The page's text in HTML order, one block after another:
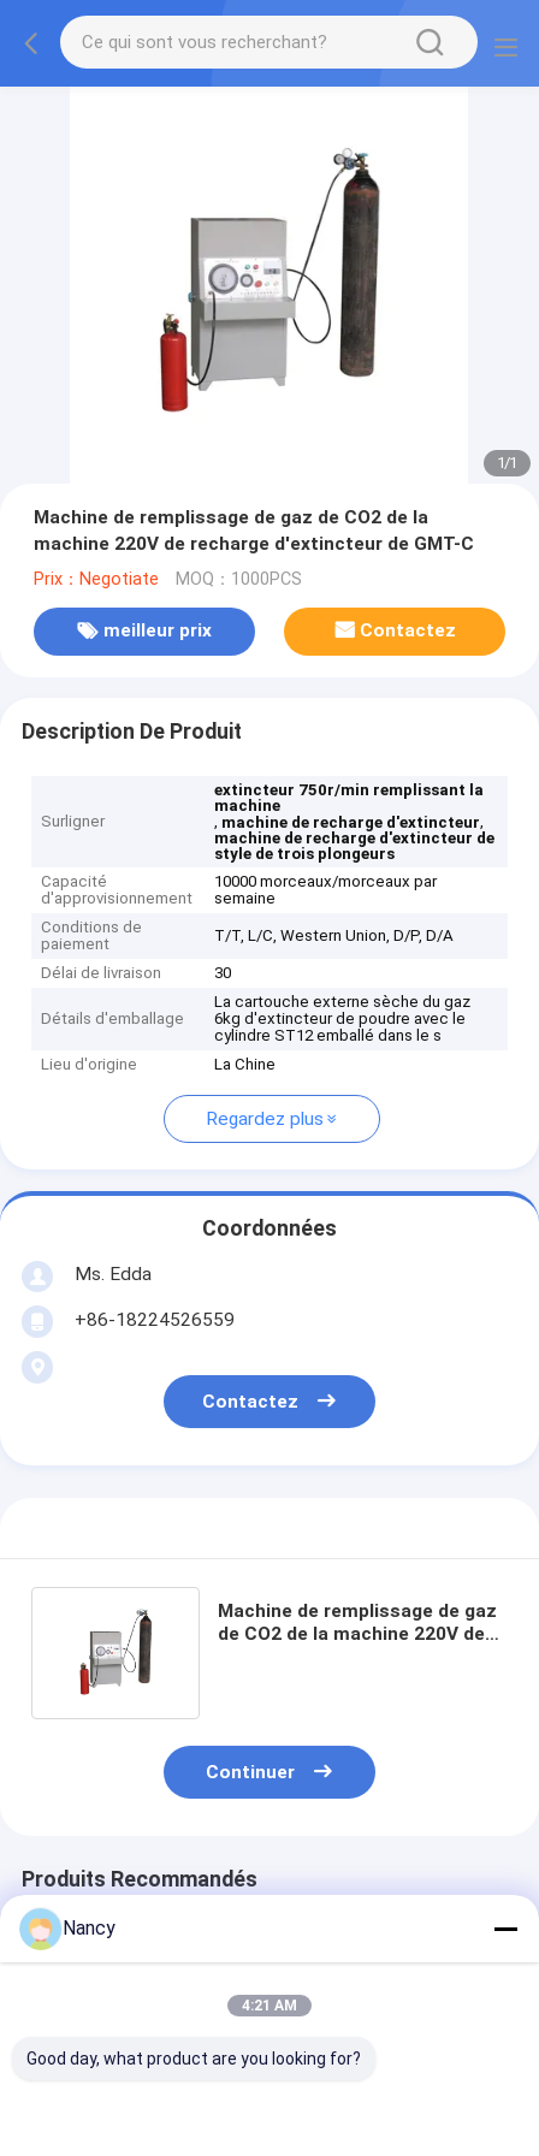
1/1
Machine de remplissage de gaz de CO2 de la
machine 220V de recharge d'extincteur de GMT-C
Prix：Negotiate MOQ：1000PCS
meilleur prix Contactez
Description De Produit
Surligner
extincteur 750r/min remplissant la
machine
, machine de recharge d'extincteur,
machine de recharge d'extincteur de
style de trois plongeurs
Capacité
d'approvisionnement
10000 morceaux/morceaux par
semaine
Conditions de
paiement
T/T, L/C, Western Union, D/P, D/A
Délai de livraison 30
Détails d'emballage
La cartouche externe sèche du gaz
6kg d'extincteur de poudre avec le
cylindre ST12 emballé dans le s
Lieu d'origine
La Chine
Regardez plus
Coordonnées
Ms. Edda
+86-18224526559
Contactez
Machine de remplissage de gaz
de CO2 de la machine 220V de
Continuer
Produits Recommandés
Nancy
4:21 AM
Good day, what product are you looking for?